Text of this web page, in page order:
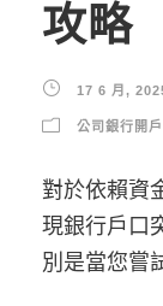
攻略
17 6 月,
公司銀行開戶
對於依賴資
現銀行戶口
別是當您嘗